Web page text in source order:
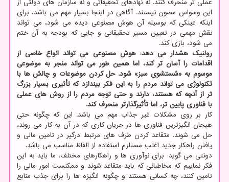
عملی تر منحرف کنند. نه نهادهای تحقیقاتی و نه سازمان های دولتی از
این وسواس مصون نیستند. آگاهی در اینجا بسیار مهم می باشد، برای
اینکه عینکی که بوسیله آن هوش مصنوعی دیده می شود، می تواند
نقش مهمی در تعیین مسیر تحقیقاتی و جایی که بودجه به آن ختم
می شود، بازی کند.
رولنیک هشدار می دهد: هوش مصنوعی می تواند انواع خاصی از
اقدامات را آسان تر کند، اما همین طور می تواند منجر به موضوعی
موسوم به «شستشوی سبز» شود. حل کردن موضوعات و چالش ها با
تکنولوژی می تواند مردم را به این فکر بیندازد که تأثیری بسیار بزرگ
تر از آنچه که هستند، دارند و حتی توجه مردم را از روش های عملی
با فناوری پایین تر، اما تأثیرگذارتر منحرف کند.
کار بر روی مشکلات غیر جذاب مهم می باشد. این که چگونه حتی
هیجان انگیزترین فناوری ها در جریان کاری که در آن به کار می روند،
حل می شوند. متقاعد کردن طرف های مرتبط درگیر در تامین مالی و
یافتن راهکار جدید اغلب مستلزم استفاده از الفاظ مناسب می باشد.
دونتی می گوید: برای نوآوری ها و راهکارهای مختلف، ما باید به این
فکر نماییم که مخاطبانی که باید متقاعد شوند و ممکنست امور مالی را
تامین کنند، چه کسانی هستند و چگونه انگیزه ها را برای جذب منابع